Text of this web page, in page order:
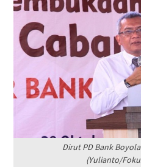
Dirut PD Bank
(Yulianto/